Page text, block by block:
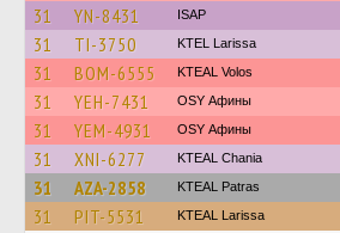
31 YN-8431 ISAP
31 TI-3750 KTEL Larissa
31 BOM-6555 KTEAL Volos
31 YEH-7431 OSY Афины
31 YEM-4931 OSY Афины
31 XNI-6277 KTEAL Chania
31 AZA-2858 KTEAL Patras
31 PIT-5531 KTEAL Larissa